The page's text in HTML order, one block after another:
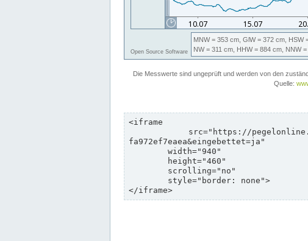
<iframe
fa972ef7eaea&eingebettet=ja"
</iframe>